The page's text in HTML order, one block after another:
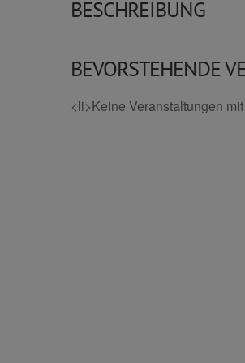
BESCHREIBUNG
BEVORSTEHENDE
<li>Keine Veranstaltungen